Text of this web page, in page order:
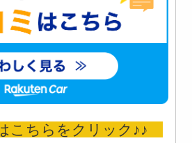
こちらをクリック♪♪